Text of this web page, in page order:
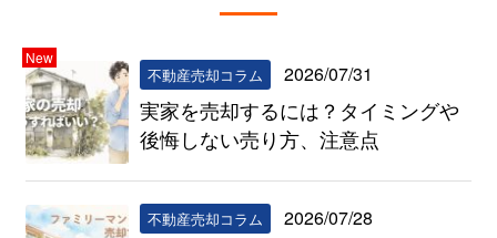
不動産売却コラム 2026/07/31
New
実家を売却するには？タイミングや
後悔しない売り方、注意点
不動産売却コラム 2026/07/28